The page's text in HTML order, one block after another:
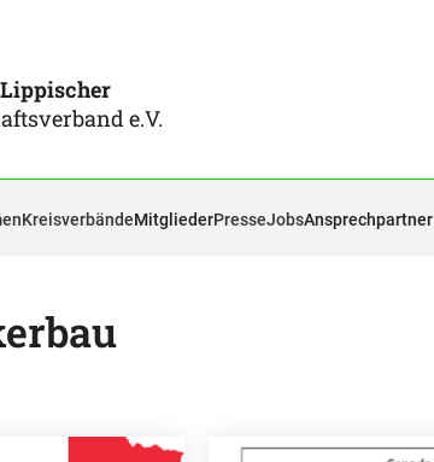
e.V.
KreisverbändeMitgliederPresseJobsAnsprechpartner